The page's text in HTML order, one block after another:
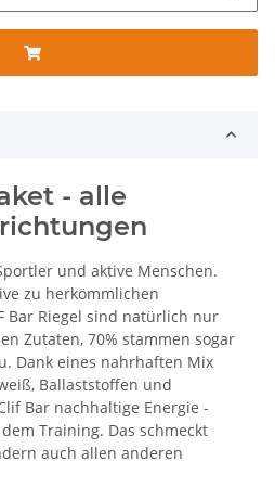
- alle
und aktive Menschen.
zu herkömmlichen
Bar Riegel sind natürlich nur
Zutaten, 70% stammen sogar
Dank eines nahrhaften Mix
Ballaststoffen und
Bar nachhaltige Energie -
Training. Das schmeckt
auch allen anderen